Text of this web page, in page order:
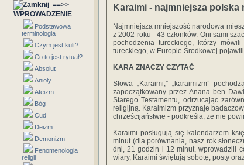
==>>
WPROWADZENIE
Podstawowa
terminologia
Czym jest kult?
Co to jest rytuał?
Absolut
Anioły
Ateizm
Bóg
Cud
Deizm
Demonizm
Fenomenologia
religii
Karaimi - najmniejsza polska
Najmniejsza mniejszość narodowa
z 2002 roku - 43 członków. Oni sami
pochodzenia tureckiego, którzy
tureckiego, w Europie Środkowej
KARA ZNACZY CZYTAĆ
Słowa „Karaimi,” „karaimizm”
zapoczątkowany przez Anana ben
Starego Testamentu, odrzucając
religijną. Karaimizm przyznaje
chrześcijaństwie - podkreśla, że nie
Karaimi posługują się kalendarzem
minut (dla porównania, nasz rok
dni, 21 godzin i 12 minut, wprowadzili
wiary, Karaimi świętują sobotę, posty